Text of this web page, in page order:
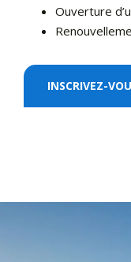
Ouverture
INSCRIVEZ-